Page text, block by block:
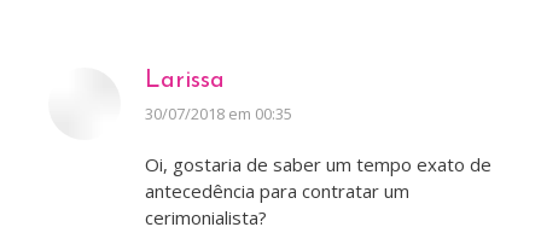
Larissa
disse:
30/07/2018 em 00:35
Oi, gostaria de saber um tempo exato de
antecedência para contratar um
cerimonialista?